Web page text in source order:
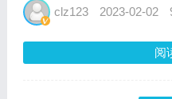
信基金、贝
clz123 2023-02-02
阅